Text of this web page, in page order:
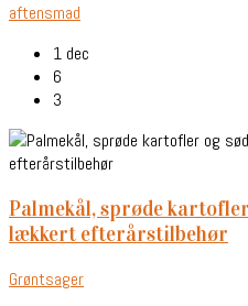
aftensmad
1 dec
6
3
palmekål, sprøde kartofler og søde gulerødder –
lækkert efterårstilbehør
Grøntsager